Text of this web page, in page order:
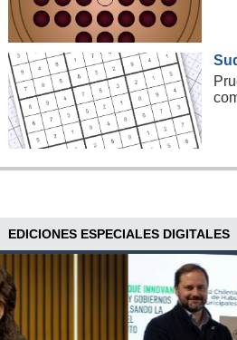
EDICIONES ESPECIALES DIGITALES